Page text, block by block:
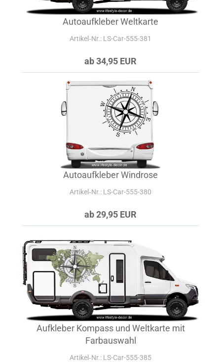
Autoaufkleber Weltkarte
Artikel‑Nr.: LS-Car-555-381
ab 34,95 EUR
Autoaufkleber Windrose
Artikel‑Nr.: LS-Car-555-380
ab 29,95 EUR
Aufkleber Kompass und Weltkarte mit
Farbauswahl
Artikel‑Nr.: LS-Car-555-385